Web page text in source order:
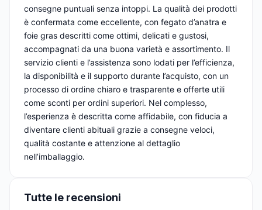
consegne puntuali senza intoppi. La qualità dei prodotti
è confermata come eccellente, con fegato d’anatra e
foie gras descritti come ottimi, delicati e gustosi,
accompagnati da una buona varietà e assortimento. Il
servizio clienti e l’assistenza sono lodati per l’efficienza,
la disponibilità e il supporto durante l’acquisto, con un
processo di ordine chiaro e trasparente e offerte utili
come sconti per ordini superiori. Nel complesso,
l’esperienza è descritta come affidabile, con fiducia a
diventare clienti abituali grazie a consegne veloci,
qualità costante e attenzione al dettaglio
nell’imballaggio.
Tutte le recensioni